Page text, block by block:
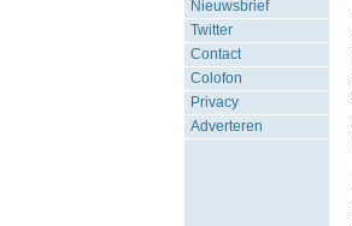
Nieuwsbrief
Twitter
Contact
Colofon
Privacy
Adverteren